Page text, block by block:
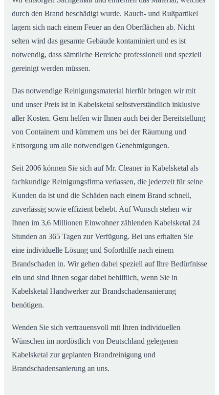
durch den Brand beschädigt wurde. Rauch- und Rußpartikel
lagern sich nach einem Feuer an den Oberflächen ab. Nicht
selten wird das gesamte Gebäude kontaminiert und es ist
notwendig, dass sämtliche Bereiche professionell und speziell
gereinigt werden müssen.
Das notwendige Reinigungsmaterial hierfür bringen wir mit
und unser Preis ist in Kabelsketal selbstverständlich inklusive
aller Kosten. Gern helfen wir Ihnen auch bei der Bereitstellung
von Containern und kümmern uns bei der Räumung und
Entsorgung um alle notwendigen Genehmigungen.
Seit 2006 können Sie sich auf Mr. Cleaner in Kabelsketal als
fachkundige Reinigungsfirma verlassen, die jederzeit für seine
Kunden da ist und die Schäden nach einem Brand schnell,
zuverlässig sowie effizient behebt. Auf Wunsch stehen wir
Ihnen im 3,6 Millionen Einwohner zählenden Kabelsketal 24
Stunden an 365 Tagen zur Verfügung. Bei uns erhalten Sie
eine individuelle Lösung und Soforthilfe nach einem
Brandschaden in. Wir gehen dabei speziell auf Ihre Bedürfnisse
ein und sind Ihnen sogar dabei behilflich, wenn Sie in
Kabelsketal Handwerker zur Brandschadensanierung
benötigen.
Wenden Sie sich vertrauensvoll mit Ihren individuellen
Wünschen im nordöstlich von Deutschland gelegenen
Kabelsketal zur geplanten Brandreinigung und
Brandschadensanierung an uns.